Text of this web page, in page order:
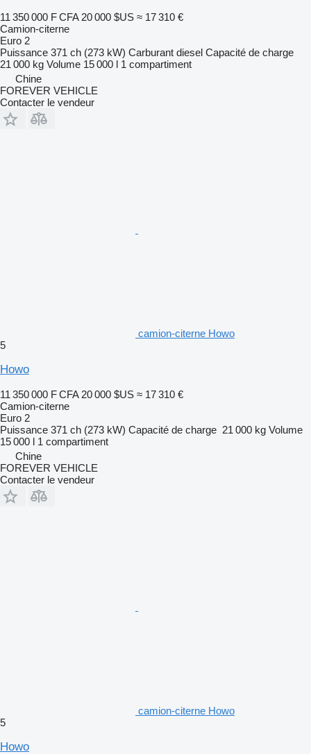
11 350 000 F CFA 20 000 $US ≈ 17 310 €
Camion-citerne
Euro 2
Puissance 371 ch (273 kW) Carburant diesel Capacité de charge
21 000 kg Volume 15 000 l 1 compartiment
Chine
FOREVER VEHICLE
Contacter le vendeur
camion-citerne Howo
5
Howo
11 350 000 F CFA 20 000 $US ≈ 17 310 €
Camion-citerne
Euro 2
Puissance 371 ch (273 kW) Capacité de charge 21 000 kg Volume
15 000 l 1 compartiment
Chine
FOREVER VEHICLE
Contacter le vendeur
camion-citerne Howo
5
Howo